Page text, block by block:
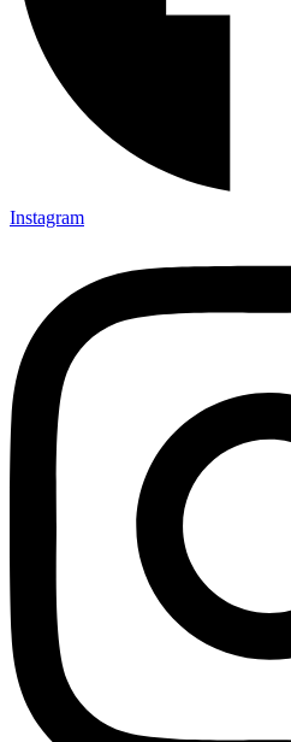
Instagram